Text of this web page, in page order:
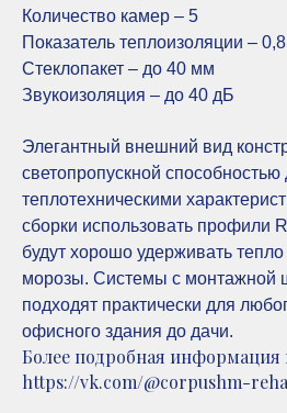
Количество камер – 5
Показатель теплоизоляции –
Стеклопакет – до 40 мм
Звукоизоляция – до 40 дБ
Элегантный внешний вид
светопропускной
теплотехническими
сборки использовать профили
будут хорошо удерживать
морозы. Системы с монтажной
подходят практически для
офисного здания до дачи.
Более подробная информация
https://vk.com/@corpushm-